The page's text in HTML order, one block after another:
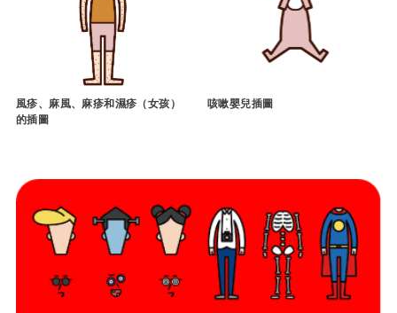
風疹、麻風、麻疹和濕疹（女孩）
的插圖
咳嗽嬰兒插圖